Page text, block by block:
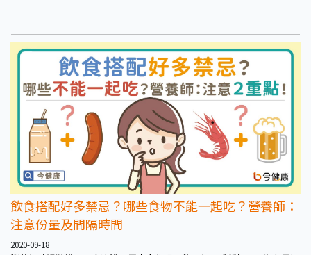
飲食搭配好多禁忌？哪些食物不能一起吃？營養師：
注意份量及間隔時間
2020-09-18